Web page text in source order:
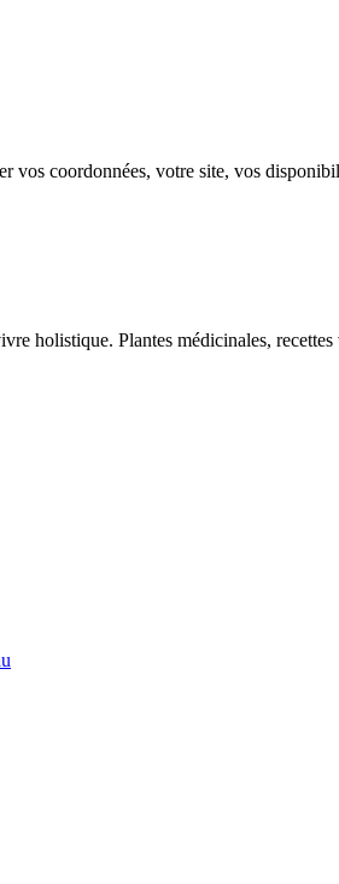
vos coordonnées, votre site, vos
holistique. Plantes médicinales,